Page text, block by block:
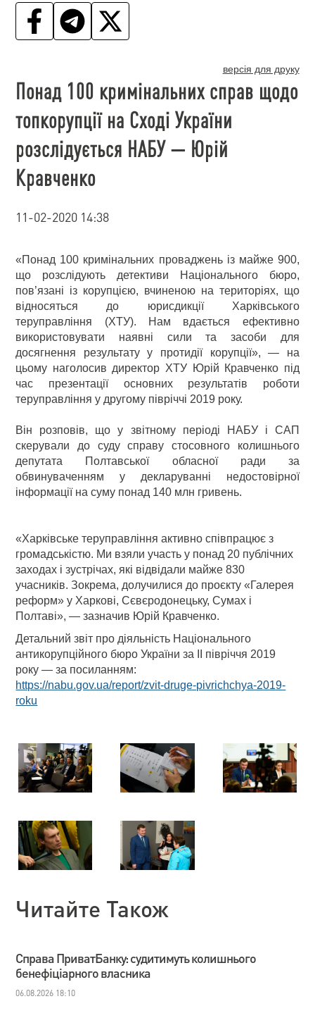
версія для друку
Понад 100 кримінальних справ щодо
топкорупції на Сході України
розслідується НАБУ — Юрій
Кравченко
11-02-2020 14:38
«Понад 100 кримінальних проваджень із майже 900,
що розслідують детективи Національного бюро,
пов’язані із корупцією, вчиненою на територіях, що
відносяться до юрисдикції Харківського
теруправління (ХТУ). Нам вдається ефективно
використовувати наявні сили та засоби для
досягнення результату у протидії корупції», — на
цьому наголосив директор ХТУ Юрій Кравченко під
час презентації основних результатів роботи
теруправління у другому півріччі 2019 року.
Він розповів, що у звітному періоді НАБУ і САП
скерували до суду справу стосовного колишнього
депутата Полтавської обласної ради за
обвинуваченням у декларуванні недостовірної
інформації на суму понад 140 млн гривень.
«Харківське теруправління активно співпрацює з
громадськістю. Ми взяли участь у понад 20 публічних
заходах і зустрічах, які відвідали майже 830
учасників. Зокрема, долучилися до проєкту «Галерея
реформ» у Харкові, Сєвєродонецьку, Сумах і
Полтаві», — зазначив Юрій Кравченко.
Детальний звіт про діяльність Національного
антикорупційного бюро України за ІІ півріччя 2019
року — за посиланням:
https://nabu.gov.ua/report/zvit-druge-pivrichchya-2019-
roku
Читайте Також
Справа ПриватБанку: судитимуть колишнього
бенефіціарного власника
06.08.2026 18:10